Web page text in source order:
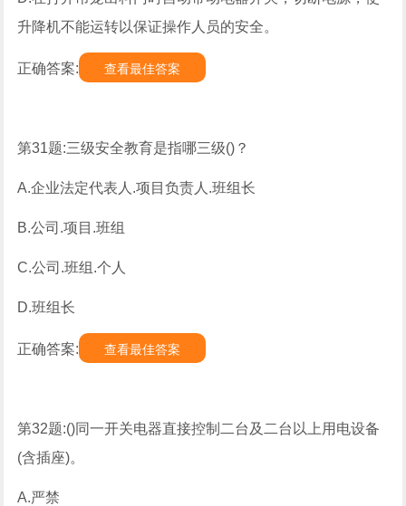
升降机不能运转以保证操作人员的安全。
正确答案: 查看最佳答案
第31题:三级安全教育是指哪三级()？
A.企业法定代表人.项目负责人.班组长
B.公司.项目.班组
C.公司.班组.个人
D.班组长
正确答案: 查看最佳答案
第32题:()同一开关电器直接控制二台及二台以上用电设备
(含插座)。
A.严禁